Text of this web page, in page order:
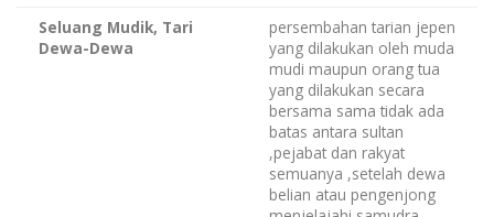
Seluang Mudik, Tari
Dewa-Dewa
persembahan tarian jepen
yang dilakukan oleh muda
mudi maupun orang tua
yang dilakukan secara
bersama sama tidak ada
batas antara sultan
,pejabat dan rakyat
semuanya ,setelah dewa
belian atau pengenjong